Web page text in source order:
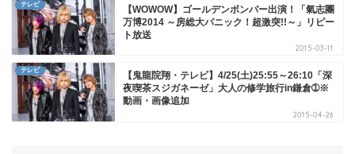
テレビ
【WOWOW】ゴールデンボンバー出演！「氣志團
万博2014 ～房総大パニック！超激突!!～」リピー
ト放送
2015-03-11
テレビ
【鬼龍院翔・テレビ】4/25(土)25:55～26:10「深
夜喫茶スジガネーゼ」大人の修学旅行in鎌倉➀※
動画・画像追加
2015-04-26